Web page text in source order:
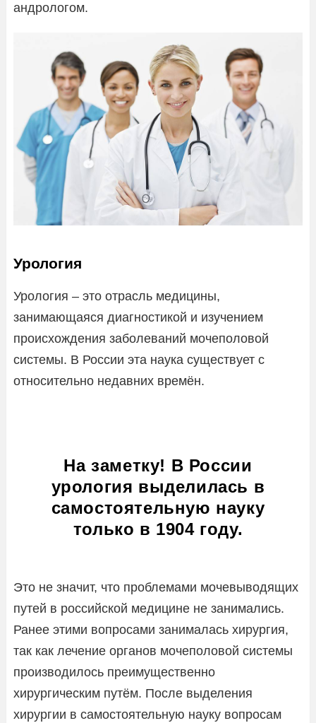
андрологом.
Урология
Урология – это отрасль медицины,
занимающаяся диагностикой и изучением
происхождения заболеваний мочеполовой
системы. В России эта наука существует с
относительно недавних времён.
На заметку! В России
урология выделилась в
самостоятельную науку
только в 1904 году.
Это не значит, что проблемами мочевыводящих
путей в российской медицине не занимались.
Ранее этими вопросами занималась хирургия,
так как лечение органов мочеполовой системы
производилось преимущественно
хирургическим путём. После выделения
хирургии в самостоятельную науку вопросам